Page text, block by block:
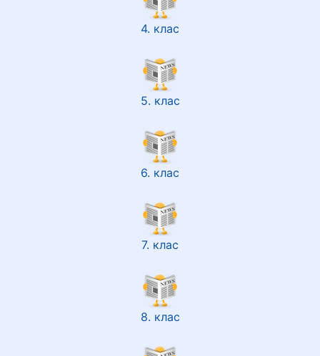
4. клас
5. клас
6. клас
7. клас
8. клас